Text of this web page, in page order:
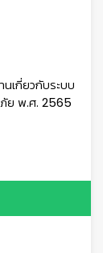
เกี่ยวกับระบบ
ย พ.ศ. 2565